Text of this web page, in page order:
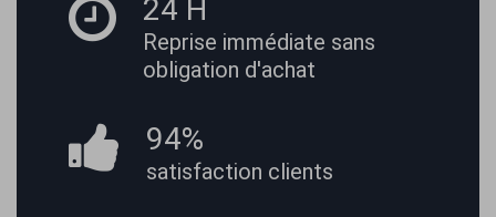
24 H
Reprise immédiate sans
obligation d'achat
94%
satisfaction clients